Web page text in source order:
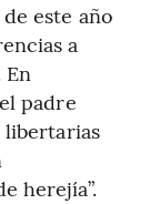
este año
a
padre
libertarias
herejía”.